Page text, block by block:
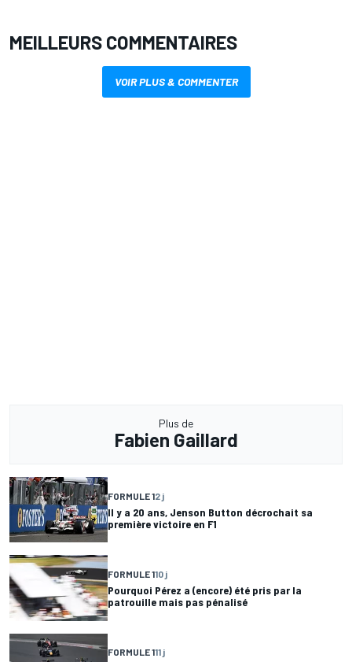
MEILLEURS COMMENTAIRES
VOIR PLUS & COMMENTER
Plus de
Fabien Gaillard
FORMULE 12 j
Il y a 20 ans, Jenson Button décrochait sa
première victoire en F1
FORMULE 110 j
Pourquoi Pérez a (encore) été pris par la
patrouille mais pas pénalisé
FORMULE 111 j